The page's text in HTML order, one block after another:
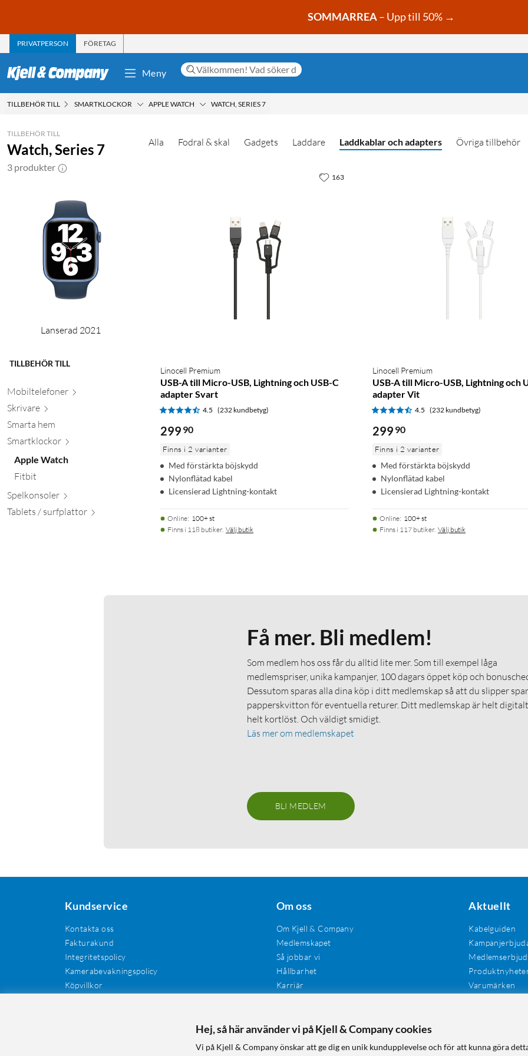
SOMMARREA– Upp till 50% →
PRIVATPERSON FÖRETAG
Meny
TILLBEHÖR TILL SMARTKLOCKOR APPLE WATCH WATCH, SERIES 7
TILLBEHÖR TILL
Watch, Series 7
3 produkter
Lanserad 2021
TILLBEHÖR TILL
Mobiltelefoner
Skrivare
Smarta hem
Smartklockor
Apple Watch
Fitbit
Spelkonsoler
Tablets / surfplattor
Alla Fodral & skal Gadgets Laddare Laddkablar och adapters Övriga tillbehör
Linocell Premium
USB-A till Micro-USB, Lightning och USB-C
adapter Svart
4.5 (232 kundbetyg)
299 90
Finns i 2 varianter
Med förstärkta böjskydd
Nylonflätad kabel
Licensierad Lightning-kontakt
Online: 100+ st
Finns i 118 butiker. Välj butik
163
Linocell Premium
USB-A till Micro-USB, Lightning och
adapter Vit
4.5 (232 kundbetyg)
299 90
Finns i 2 varianter
Med förstärkta böjskydd
Nylonflätad kabel
Licensierad Lightning-kontakt
Online: 100+ st
Finns i 117 butiker. Välj butik
Få mer. Bli medlem!
Som medlem hos oss får du alltid lite mer. Som till exempel låga
medlemspriser, unika kampanjer, 100 dagars öppet köp och
Dessutom sparas alla dina köp i ditt medlemskap så att du slipper
papperskvitton för eventuella returer. Ditt medlemskap är helt
helt kortlöst. Och väldigt smidigt.
Läs mer om medlemskapet
BLI MEDLEM
Kundservice
Kontakta oss
Fakturakund
Integritetspolicy
Kamerabevakningspolicy
Köpvillkor
Om oss
Om Kjell & Company
Medlemskapet
Så jobbar vi
Hållbarhet
Karriär
Tillgänglighet
Aktuellt
Kabelguiden
Varumärken
Hej, så här använder vi på Kjell & Company cookies
Vi på Kjell & Company önskar att ge dig en unik kundupplevelse och för att kunna göra